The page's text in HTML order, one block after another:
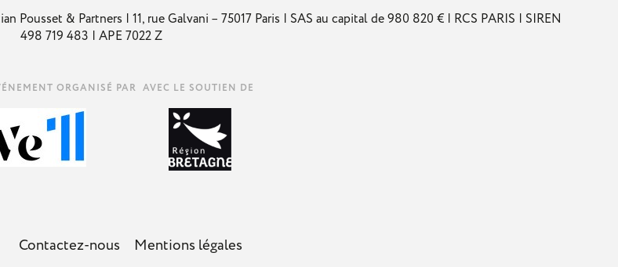
& Partners | 11, rue Galvani – 75017 Paris | SAS au capital de 980 820 € | RCS PARIS | SIREN
498 719 483 | APE 7022 Z
AVEC LE SOUTIEN DE
Contactez-nous Mentions légales